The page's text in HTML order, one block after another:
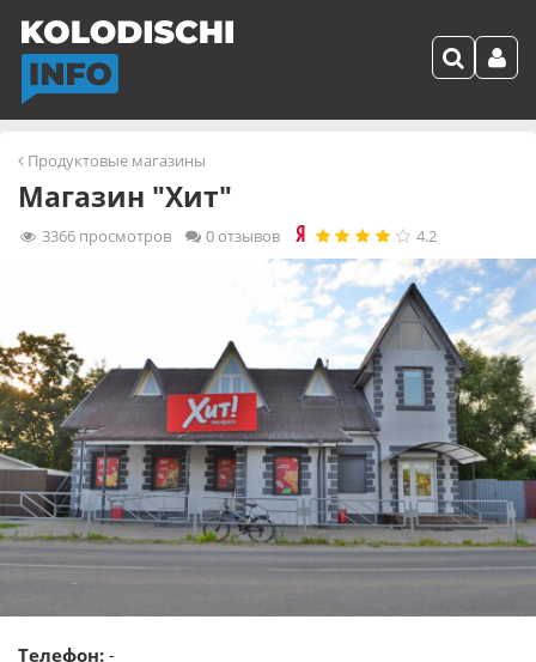
Продуктовые магазины
Магазин "Хит"
3366 просмотров 0 отзывов 4.2
Телефон: -